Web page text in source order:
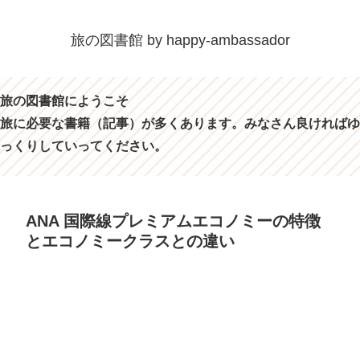
旅の図書館 by happy-ambassador
旅の図書館にようこそ
旅に必要な書籍（記事）が多くあります。みなさん良ければゆ
っくりしていってください。
ANA 国際線プレミアムエコノミーの特徴
とエコノミークラスとの違い